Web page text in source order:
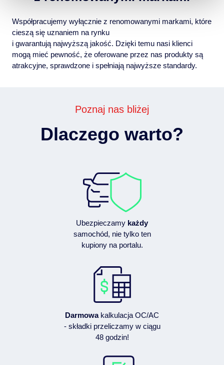
Współpracujemy wyłącznie z renomowanymi markami, które
cieszą się uznaniem na rynku
i gwarantują najwyższą jakość. Dzięki temu nasi klienci
mogą mieć pewność, że oferowane przez nas produkty są
atrakcyjne, sprawdzone i spełniają najwyższe standardy.
Poznaj nas bliżej
Dlaczego warto?
Ubezpieczamy każdy
samochód, nie tylko ten
kupiony na portalu.
Darmowakalkulacja OC/AC
- składki przeliczamy w ciągu
48 godzin!